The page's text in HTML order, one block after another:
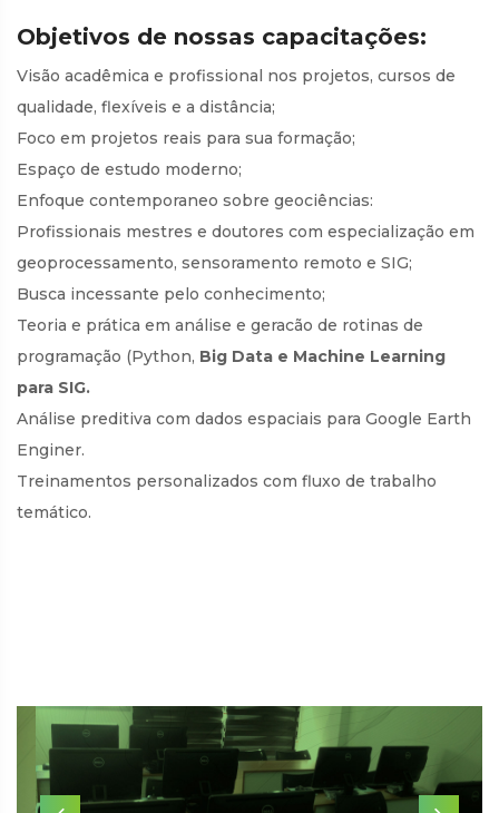
Objetivos de nossas capacitações:
Visão acadêmica e profissional nos projetos, cursos de
qualidade, flexíveis e a distância;
Foco em projetos reais para sua formação;
Espaço de estudo moderno;
Enfoque contemporaneo sobre geociências:
Profissionais mestres e doutores com especialização em
geoprocessamento, sensoramento remoto e SIG;
Busca incessante pelo conhecimento;
Teoria e prática em análise e geracão de rotinas de
programação (Python, Big Data e Machine Learning
para SIG.
Análise preditiva com dados espaciais para Google Earth
Enginer.
Treinamentos personalizados com fluxo de trabalho
temático.